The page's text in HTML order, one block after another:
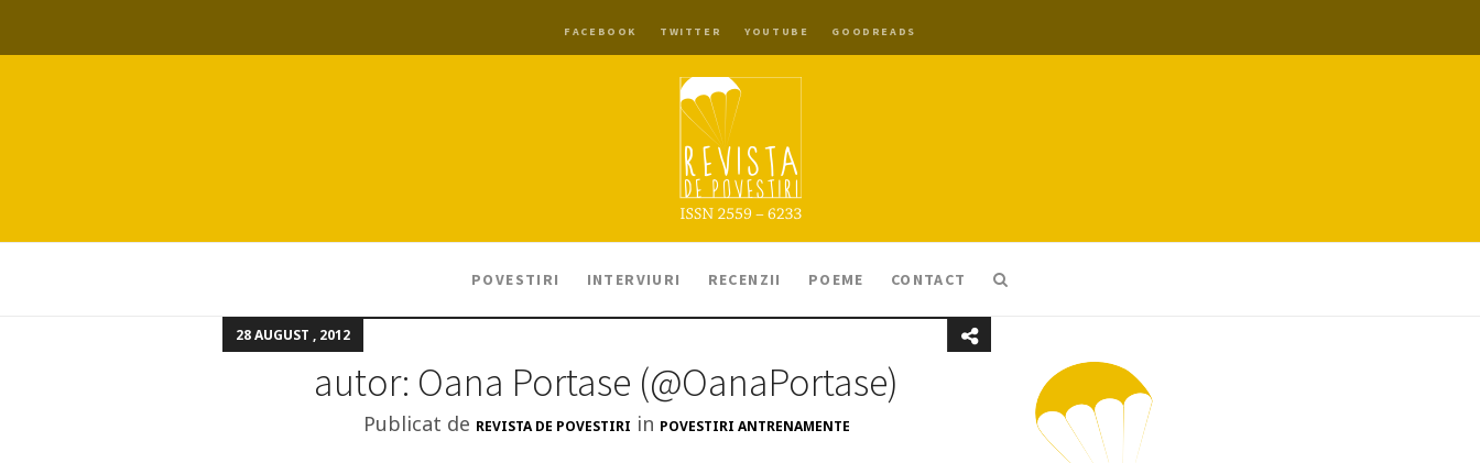
FACEBOOK TWITTER YOUTUBE GOODREADS
POVESTIRI INTERVIURI RECENZII POEME CONTACT
28 AUGUST , 2012
autor: Oana Portase (@OanaPortase)
Publicat de REVISTA DE POVESTIRI in POVESTIRI ANTRENAMENTE